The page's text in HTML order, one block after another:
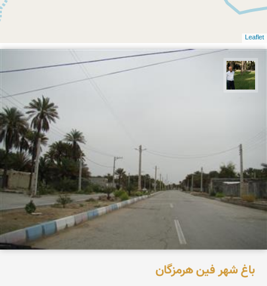
Leaflet
باغ شهر فین هرمزگان